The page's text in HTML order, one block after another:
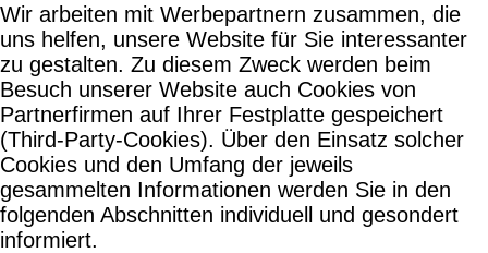
Wir arbeiten mit Werbepartnern zusammen, die
uns helfen, unsere Website für Sie interessanter
zu gestalten. Zu diesem Zweck werden beim
Besuch unserer Website auch Cookies von
Partnerfirmen auf Ihrer Festplatte gespeichert
(Third-Party-Cookies). Über den Einsatz solcher
Cookies und den Umfang der jeweils
gesammelten Informationen werden Sie in den
folgenden Abschnitten individuell und gesondert
informiert.